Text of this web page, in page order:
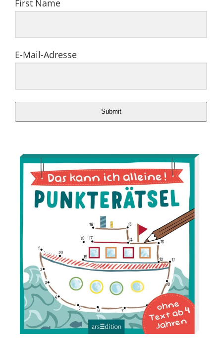
First Name
E-Mail-Adresse
Submit